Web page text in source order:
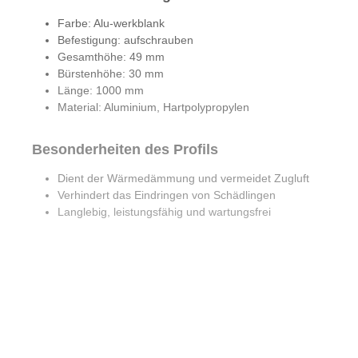
Farbe: Alu-werkblank
Befestigung: aufschrauben
Gesamthöhe: 49 mm
Bürstenhöhe: 30 mm
Länge: 1000 mm
Material: Aluminium, Hartpolypropylen
Besonderheiten des Profils
Dient der Wärmedämmung und vermeidet Zugluft
Verhindert das Eindringen von Schädlingen
Langlebig, leistungsfähig und wartungsfrei